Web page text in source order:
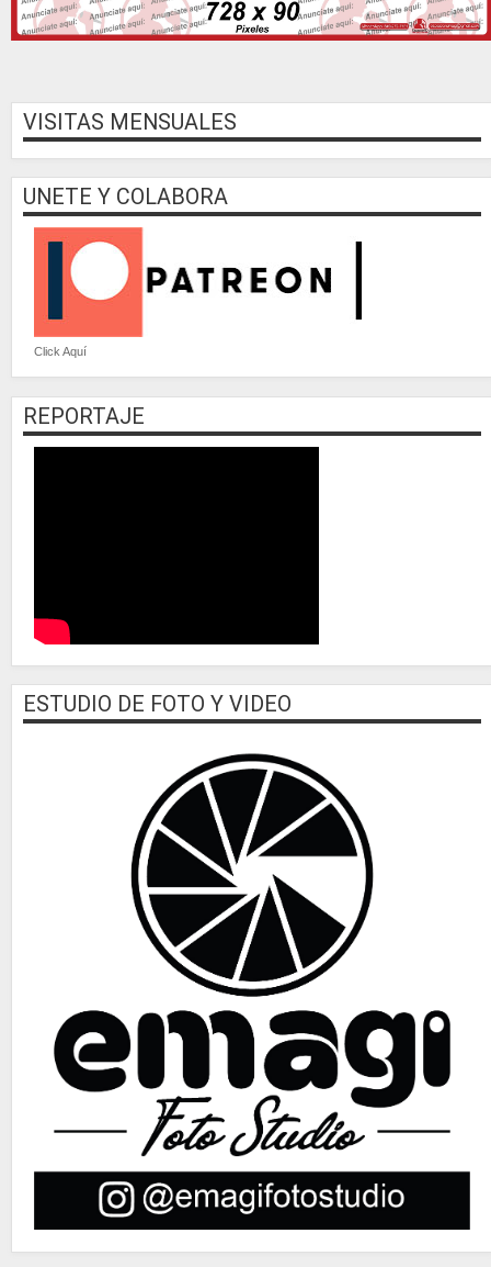
VISITAS MENSUALES
UNETE Y COLABORA
Click Aquí
REPORTAJE
ESTUDIO DE FOTO Y VIDEO